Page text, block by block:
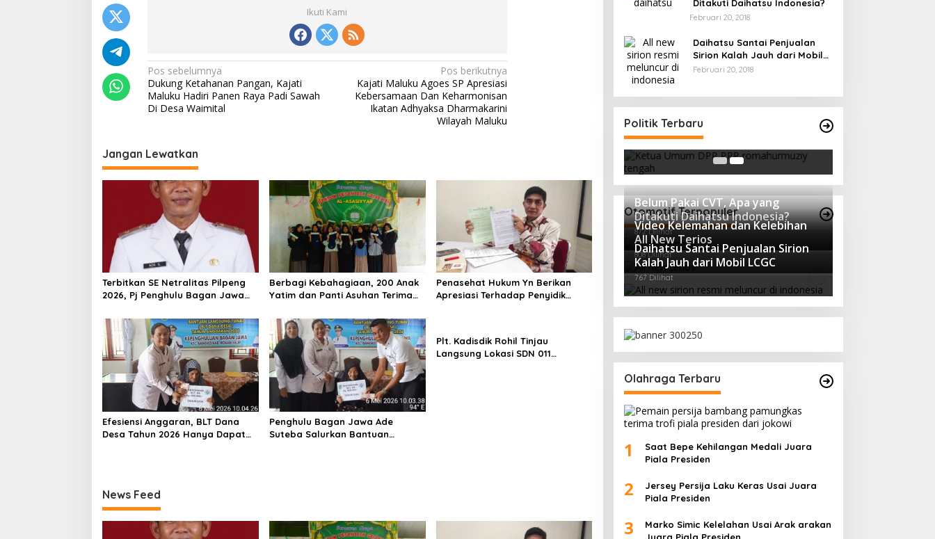
a
g
a
,
S
L
u
l
u
s
a
n
T
e
r
b
a
i
I
P
e
r
a
i
h
A
d
h
k
Ikuti Kami
N
a
v
g
a
s
p
s
Pos sebelumnya
Dukung Ketahanan Pangan, Kajati
Maluku Hadiri Panen Raya Padi Sawah
Di Desa Waimital
Pos berikutnya
Kajati Maluku Agoes SP Apresiasi
Kebersamaan Dan Keharmonisan
Ikatan Adhyaksa Dharmakarini
Wilayah Maluku
Jangan Lewatkan
Terbitkan SE Netralitas Pilpeng
2026, Pj Penghulu Bagan Jawa
Melanggar
Berbagi Kebahagiaan, 200 Anak
Yatim dan Panti Asuhan Terima
Malam Batu Enam
Penasehat Hukum Yn Berikan
Apresiasi Terhadap Penyidik
Efesiensi Anggaran, BLT Dana
Desa Tahun 2026 Hanya Dapat
Penghulu Bagan Jawa Ade
Suteba Salurkan Bantuan
Plt. Kadisdik Rohil Tinjau
Langsung Lokasi SDN 011
News Feed
Ditakuti Daihatsu Indonesia?
Februari 20, 2018
Daihatsu Santai Penjualan
Sirion Kalah Jauh dari Mobil
LCGC
Februari 20, 2018
Politik Terbaru
Ini Dia Hubungan Partai Garuda
dengan Gerindra
Strategi PPP Menangkan Duet
Ganjar dan Gus Yasin
Otomotif Terpopuler
Belum Pakai CVT, Apa yang
Ditakuti Daihatsu Indonesia?
872 Dilihat
Video Kelemahan dan Kelebihan
All New Terios
808 Dilihat
Daihatsu Santai Penjualan Sirion
Kalah Jauh dari Mobil LCGC
767 Dilihat
Olahraga Terbaru
1
Saat Bepe Kehilangan Medali Juara
Piala Presiden
2
Jersey Persija Laku Keras Usai Juara
Piala Presiden
3
Marko Simic Kelelahan Usai Arak arakan
Juara Piala Presiden